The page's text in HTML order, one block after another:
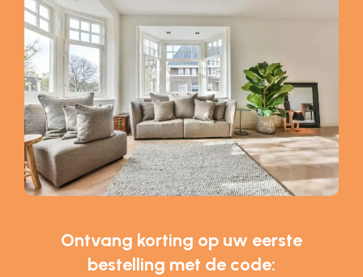
Ontvang korting op uw eerste
bestelling met de code: